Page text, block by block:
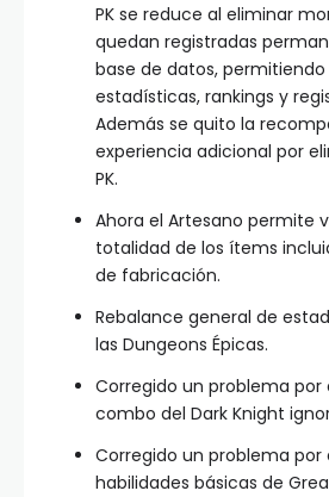
PK se reduce al eliminar
quedan registradas
base de datos,
estadísticas, rankings y
Además se quito la
experiencia adicional por
PK.
Ahora el Artesano permite
totalidad de los ítems
de fabricación.
Rebalance general de
las Dungeons Épicas.
Corregido un problema por
combo del Dark Knight
Corregido un problema por
habilidades básicas de